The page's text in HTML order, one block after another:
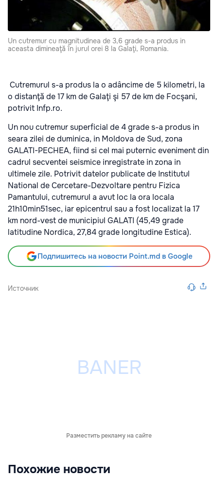
Un cutremur cu magnitudinea de 3,6 grade s-a produs in
aceasta dimineaţă în jurul orei 8 la Galaţi, Romania.
Cutremurul s-a produs la o adâncime de 5 kilometri, la
o distanţă de 17 km de Galaţi şi 57 de km de Focşani,
potrivit Infp.ro.
Un nou cutremur superficial de 4 grade s-a produs in
seara zilei de duminica, in Moldova de Sud, zona
GALATI-PECHEA, fiind si cel mai puternic eveniment din
cadrul secventei seismice inregistrate in zona in
ultimele zile. Potrivit datelor publicate de Institutul
National de Cercetare-Dezvoltare pentru Fizica
Pamantului, cutremurul a avut loc la ora locala
21h10min51sec, iar epicentrul sau a fost localizat la 17
km nord-vest de municipiul GALATI (45,49 grade
latitudine Nordica, 27,84 grade longitudine Estica).
Подпишитесь на новости Point.md в Google
Источник
Разместить рекламу на сайте
Похожие новости